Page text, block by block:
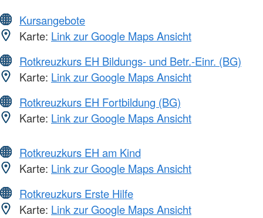
Kursangebote
Karte: Link zur Google Maps Ansicht
Rotkreuzkurs EH Bildungs- und Betr.-Einr. (BG)
Karte: Link zur Google Maps Ansicht
Rotkreuzkurs EH Fortbildung (BG)
Karte: Link zur Google Maps Ansicht
Rotkreuzkurs EH am Kind
Karte: Link zur Google Maps Ansicht
Rotkreuzkurs Erste Hilfe
Karte: Link zur Google Maps Ansicht